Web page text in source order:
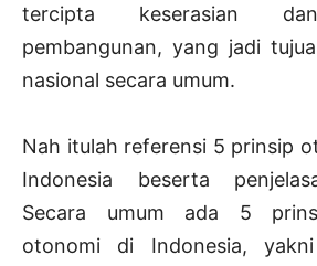
tercipta keserasian
pembangunan, yang jadi
nasional secara umum.
Nah itulah referensi 5 prinsip
Indonesia beserta
Secara umum ada 5
otonomi di Indonesia,